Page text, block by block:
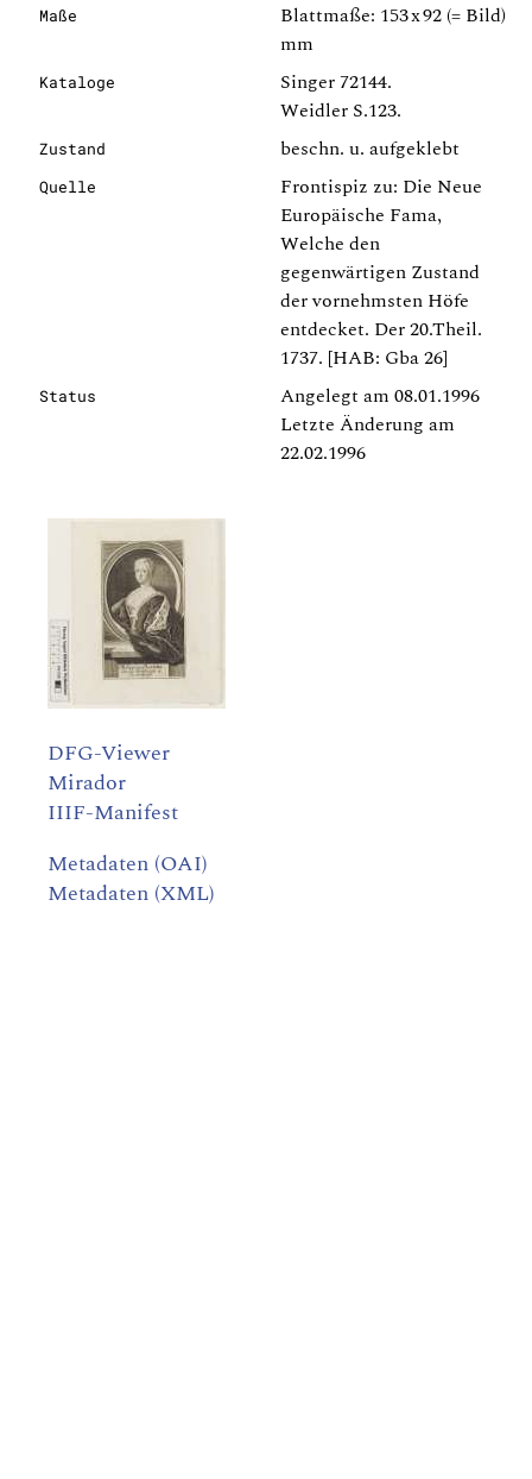
Maße
Blattmaße: 153 x 92 (= Bild)
mm
Kataloge
Singer 72144.
Weidler S.123.
Zustand beschn. u. aufgeklebt
Quelle
Frontispiz zu: Die Neue
Europäische Fama,
Welche den
gegenwärtigen Zustand
der vornehmsten Höfe
entdecket. Der 20.Theil.
1737. [HAB: Gba 26]
Status
Angelegt am 08.01.1996
Letzte Änderung am
22.02.1996
DFG-Viewer
Mirador
IIIF-Manifest
Metadaten (OAI)
Metadaten (XML)